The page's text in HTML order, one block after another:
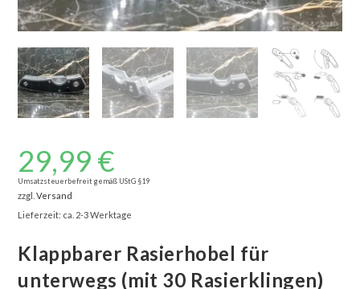
29,99 €
Umsatzsteuerbefreit gemäß UStG §19
zzgl.Versand
Lieferzeit: ca. 2-3 Werktage
Klappbarer Rasierhobel für
unterwegs (mit 30 Rasierklingen)